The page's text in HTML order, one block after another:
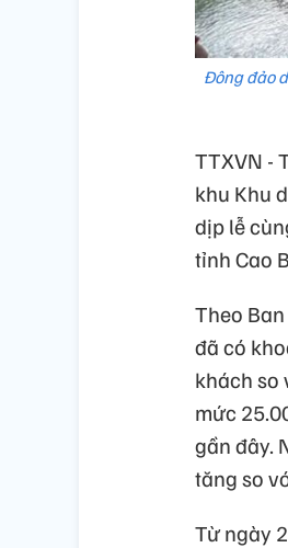
Đông đảo
TTXVN -
khu Khu
dịp lễ
tỉnh Cao
Theo
đã có
khách so
mức
gần đây.
tăng so
Từ ngày